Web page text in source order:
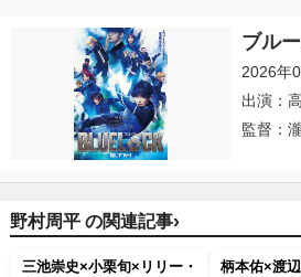
ブル
2026年
出演：
監督：
野村周平 の関連記事›
三池崇史×小栗旬×リリー・
柄本佑×渡